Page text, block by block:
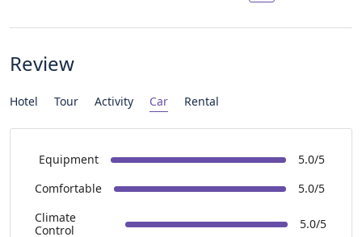
Review
Hotel Tour Activity Car Rental
Equipment
5.0/5
Comfortable
5.0/5
Climate
Control
5.0/5